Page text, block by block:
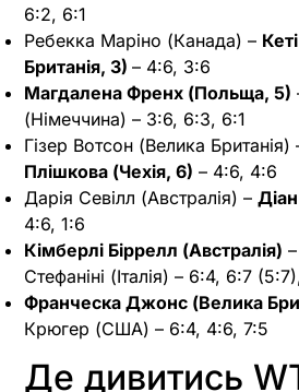
6:2, 6:1
Ребекка Маріно (Канада) –
Британія, 3) – 4:6, 3:6
Магдалена Френх (Польща, 5)
(Німеччина) – 3:6, 6:3, 6:1
Гізер Вотсон (Велика Британія)
Плішкова (Чехія, 6) – 4:6, 4:6
Дарія Севілл (Австралія) –
4:6, 1:6
Кімберлі Біррелл (Австралія)
Стефаніні (Італія) – 6:4, 6:7
Франческа Джонс (Велика
Крюгер (США) – 6:4, 4:6, 7:5
Де дивитись